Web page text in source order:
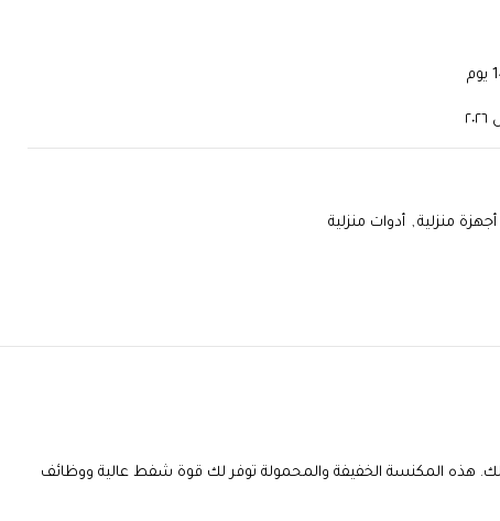
أجهزة منزلية , أدوات منزلية
لك. هذه المكنسة الخفيفة والمحمولة توفر لك قوة شفط عالية ووظائف